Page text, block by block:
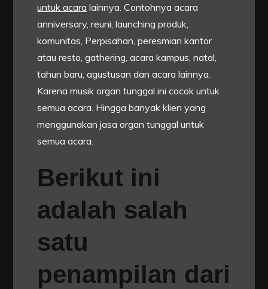
untuk acara lainnya. Contohnya acara
anniversary, reuni, launching produk,
komunitas, Perpisahan, peresmian kantor
atau resto, gathering, acara kampus, natal,
tahun baru, agustusan dan acara lainnya.
Karena musik organ tunggal ini cocok untuk
semua acara. Hingga banyak klien yang
menggunakan jasa organ tunggal untuk
semua acara.
Berikut ini
adalah salah
satu
penampilan dari